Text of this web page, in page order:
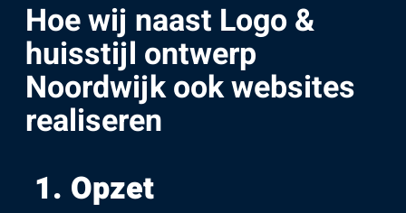
Hoe wij naast Logo &
huisstijl ontwerp
Noordwijk ook websites
realiseren
1. Opzet ​